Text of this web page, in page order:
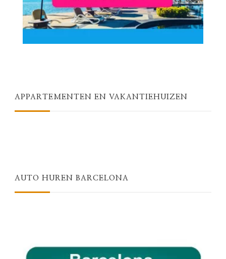
APPARTEMENTEN EN VAKANTIEHUIZEN
AUTO HUREN BARCELONA